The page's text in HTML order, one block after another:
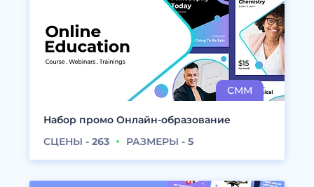
Набор промо Онлайн-образование
СЦЕНЫ - 263 РАЗМЕРЫ - 5